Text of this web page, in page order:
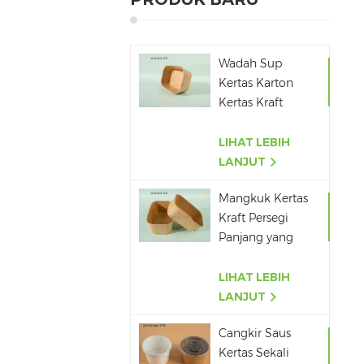
Wadah Sup
Kertas Karton
Kertas Kraft
Lingkungan
LIHAT LEBIH
LANJUT
Mangkuk Kertas
Kraft Persegi
Panjang yang
Ulang
LIHAT LEBIH
LANJUT
Cangkir Saus
Kertas Sekali